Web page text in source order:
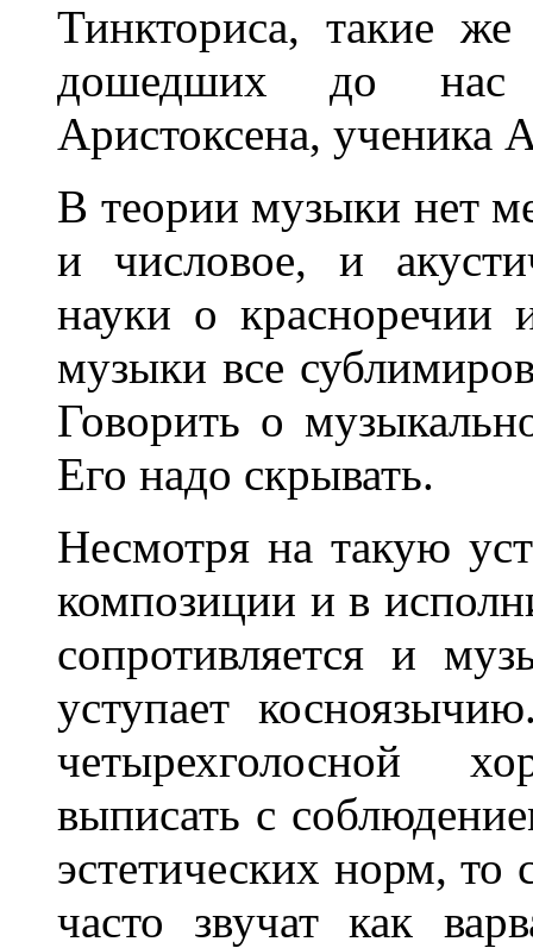
Тинкториса, такие
дошедших до нас
Аристоксена, ученика
В теории музыки нет
и числовое, и
науки о
музыки все
Говорить о
Его надо скрывать.
Несмотря на такую
композиции и в
сопротивляется и
уступает
четырехголосной
выписать с
эстетических норм, то
часто звучат как